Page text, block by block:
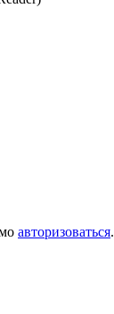
авторизоваться.